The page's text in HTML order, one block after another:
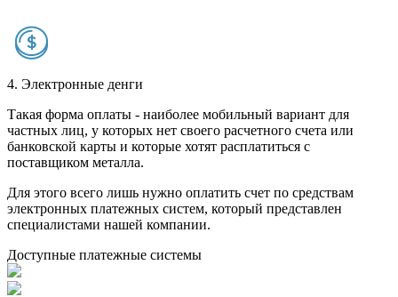
4. Электронные денги
Такая форма оплаты - наиболее мобильный вариант для
частных лиц, у которых нет своего расчетного счета или
банковской карты и которые хотят расплатиться с
поставщиком металла.
Для этого всего лишь нужно оплатить счет по средствам
электронных платежных систем, который представлен
специалистами нашей компании.
Доступные платежные системы